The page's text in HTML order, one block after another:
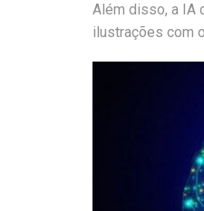
Além disso, a IA
ilustrações com